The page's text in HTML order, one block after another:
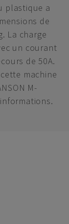
plastique a
de
La charge
un courant
de 50A.
machine
M-